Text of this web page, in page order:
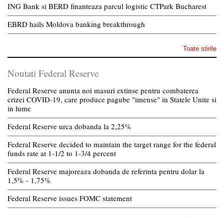
ING Bank si BERD finanteaza parcul logistic CTPark Bucharest
EBRD hails Moldova banking breakthrough
Toate stirile
Noutati Federal Reserve
Federal Reserve anunta noi masuri extinse pentru combaterea
crizei COVID-19, care produce pagube "imense" in Statele Unite si
in lume
Federal Reserve urca dobanda la 2,25%
Federal Reserve decided to maintain the target range for the federal
funds rate at 1-1/2 to 1-3/4 percent
Federal Reserve majoreaza dobanda de referinta pentru dolar la
1,5% - 1,75%
Federal Reserve issues FOMC statement